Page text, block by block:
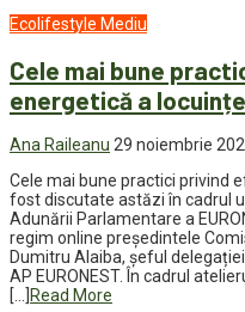
Ecolifestyle Mediu
Cele mai bune
energetică a
Ana Raileanu 29 noiembrie
Cele mai bune practici privind
fost discutate astăzi în cadrul
Adunării Parlamentare a
regim online președintele
Dumitru Alaiba, șeful
AP EURONEST. În cadrul
[…]
Read More